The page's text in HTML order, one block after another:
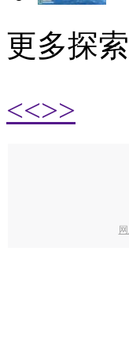
更多探
<<>>